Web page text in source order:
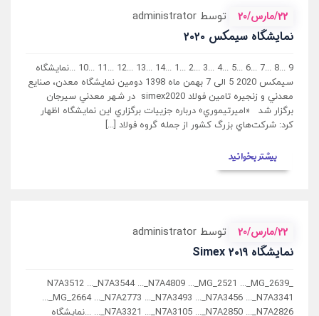
22/مارس/20 توسط administrator
نمایشگاه سیمکس ۲۰۲۰
9 ...8 ...7 ...6 ...5 ...4 ...3 ...2 ...1 ...14 ...13 ...12 ...11 ...10 ...نمایشگاه
سیمکس 2020 5 الی 7 بهمن ماه 1398 دومين نمايشگاه معدن، صنايع
معدني و زنجيره تامين فولاد simex2020 در شهر معدني سيرجان
برگزار شد «اميرتيموري» درباره جزييات برگزاري اين نمايشگاه اظهار
کرد: شرکت‌هاي بزرگ کشور از جمله گروه فولاد [...]
بیشتر بخوانید
22/مارس/20 توسط administrator
نمایشگاه ۲۰۱۹ Simex
_N7A3512 ..._N7A3544 ..._N7A4809 ..._MG_2521 ..._MG_2639
..._MG_2664 ..._N7A2773 ..._N7A3493 ..._N7A3456 ..._N7A3341
..._N7A3321 ..._N7A3105 ..._N7A2850 ..._N7A2826 ...نمایشگاه